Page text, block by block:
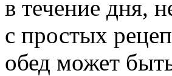
в течение дня,
с простых
обед может